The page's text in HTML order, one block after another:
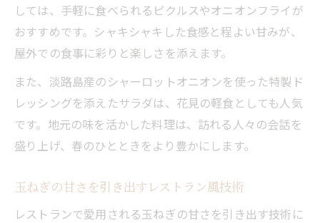
しては、手軽に食べられるピクルスやオニオンフライが
おすすめです。シャキシャキした食感と程よい甘みが、
屋外での食事に彩りと楽しさを添えます。
また、淡路島産のシャーロットオニオンを使った特製ド
レッシングを添えたサラダは、花見の軽食としても人気
です。地元の味を活かした料理は、訪れる人々の会話を
盛り上げ、春のひとときをより豊かにします。
玉ねぎの甘さを引き出すレストラン風技術
レストランで愛用される玉ねぎの甘さを引き出す技術に